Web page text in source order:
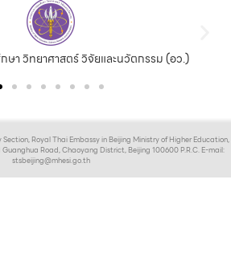
ษา วิทยาศาสตร์ วิจัยและนวัตกรรม (อว.)
Royal Thai Embassy in Beijing Ministry of Higher Education,
Guanghua Road, Chaoyang District, Beijing 100600 P.R.C. E-mail:
stsbeijing@mhesi.go.th